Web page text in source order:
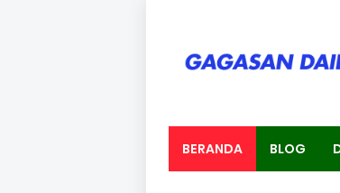
BERANDA BLOG